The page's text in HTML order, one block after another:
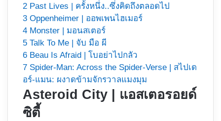
2 Past Lives | ครั้งหนึ่ง..ซึ่งคิดถึงตลอดไป
3 Oppenheimer | ออพเพนไฮเมอร์
4 Monster | มอนสเตอร์
5 Talk To Me | จับ มือ ผี
6 Beau Is Afraid | โบอย่าไปกลัว
7 Spider-Man: Across the Spider-Verse | สไปเด
อร์-แมน: ผงาดข้ามจักรวาลแมงมุม
Asteroid City | แอสเตอรอยด์
ซิตี้